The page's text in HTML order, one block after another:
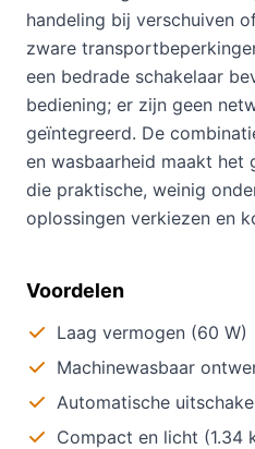
handeling bij verschuiven
zware
een bedrade schakelaar
bediening; er zijn geen
geïntegreerd. De
en wasbaarheid maakt
die praktische, weinig
oplossingen verkiezen en
Voordelen
Laag vermogen (60 W)
Machinewasbaar
Automatische
Compact en licht (1.34